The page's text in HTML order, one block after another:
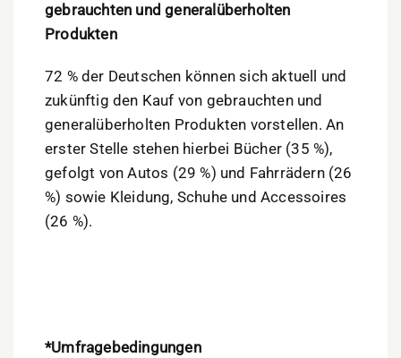
gebrauchten und generalüberholten
Produkten
72 % der Deutschen können sich aktuell und
zukünftig den Kauf von gebrauchten und
generalüberholten Produkten vorstellen. An
erster Stelle stehen hierbei Bücher (35 %),
gefolgt von Autos (29 %) und Fahrrädern (26
%) sowie Kleidung, Schuhe und Accessoires
(26 %).
*Umfragebedingungen